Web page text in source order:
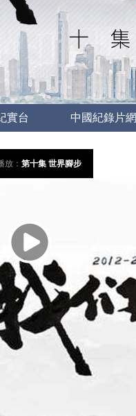
實台 中國紀錄片網
放： 第十集 世界腳步